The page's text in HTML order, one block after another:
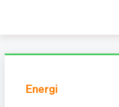
Energi